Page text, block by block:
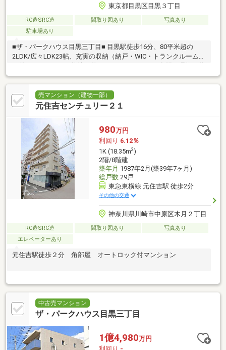
東京都目黒区目黒３丁目
RC造SRC造 間取り図あり
写真あり
駐車場あり
■ザ・パークハウス目黒三丁目■ 目黒駅徒歩16分、80平米超の
2LDK/広々LDK23帖、充実の収納（納戸・WIC・トランクルーム）
らし
売マンション（建物一部）
元住吉センチュリー２１
980万円
利回り 6.12％
1K (18.35m2)
2階/8階建
築年月 1987年2月(築39年7ヶ月)
総戸数29戸
東急東横線 元住吉駅 徒歩2分
その他の交通
神奈川県川崎市中原区木月２丁目
RC造SRC造 間取り図あり
写真あり
エレベーターあり
元住吉駅徒歩２分 角部屋 オートロック付マンション
中古売マンション
ザ・パークハウス目黒三丁目
1億4,980万円